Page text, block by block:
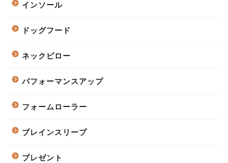
インソール
ドッグフード
ネックピロー
パフォーマンスアップ
フォームローラー
ブレインスリープ
プレゼント